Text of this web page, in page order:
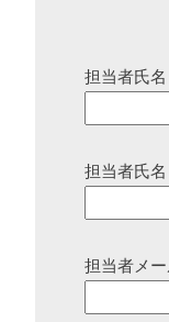
担当者氏名
担当者氏名
担当者メ